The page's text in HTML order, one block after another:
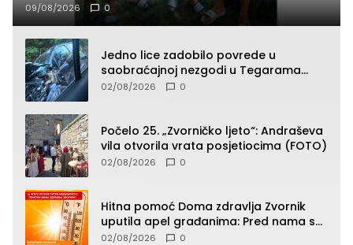
09/08/2026 0
Jedno lice zadobilo povrede u
saobraćajnoj nezgodi u Tegarama
(FOTO)
02/08/2026 0
Počelo 25. „Zvorničko ljeto“: Andraševa
vila otvorila vrata posjetiocima (FOTO)
02/08/2026 0
Hitna pomoć Doma zdravlja Zvornik
uputila apel građanima: Pred nama su
temperature do 40°C, oprez zbog
02/08/2026 0